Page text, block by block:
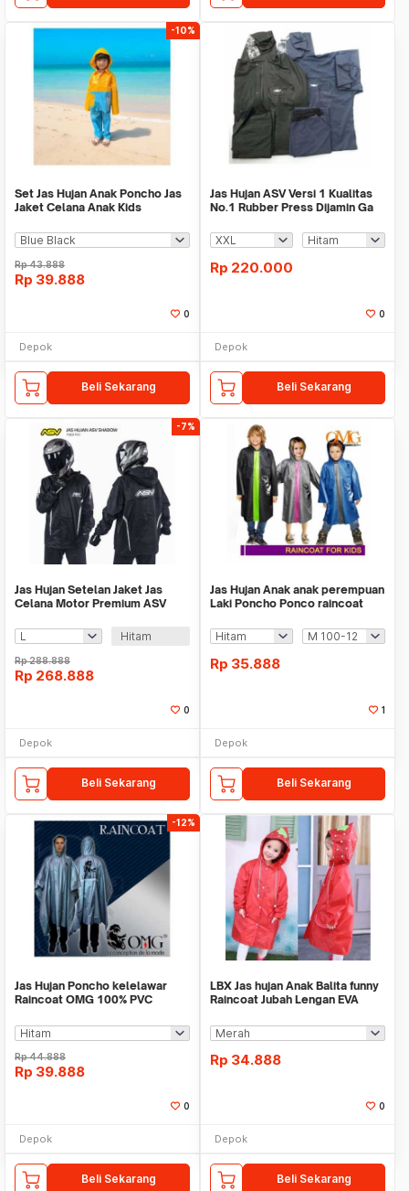
-10%
Set Jas Hujan Anak Poncho Jas
Jaket Celana Anak Kids
Rp43.888
Rp 39.888
0
Depok
Beli Sekarang
Jas Hujan ASV Versi 1 Kualitas
No.1 Rubber Press Dijamin Ga
Rp 220.000
0
Depok
Beli Sekarang
-7%
Jas Hujan Setelan Jaket Jas
Celana Motor Premium ASV
Hitam
Rp288.888
Rp 268.888
0
Depok
Beli Sekarang
Jas Hujan Anak anak perempuan
Laki Poncho Ponco raincoat
Rp 35.888
1
Depok
Beli Sekarang
-12%
Jas Hujan Poncho kelelawar
Raincoat OMG 100% PVC
Rp44.888
Rp 39.888
0
Depok
Beli Sekarang
LBX Jas hujan Anak Balita funny
Raincoat Jubah Lengan EVA
Rp 34.888
0
Depok
Beli Sekarang